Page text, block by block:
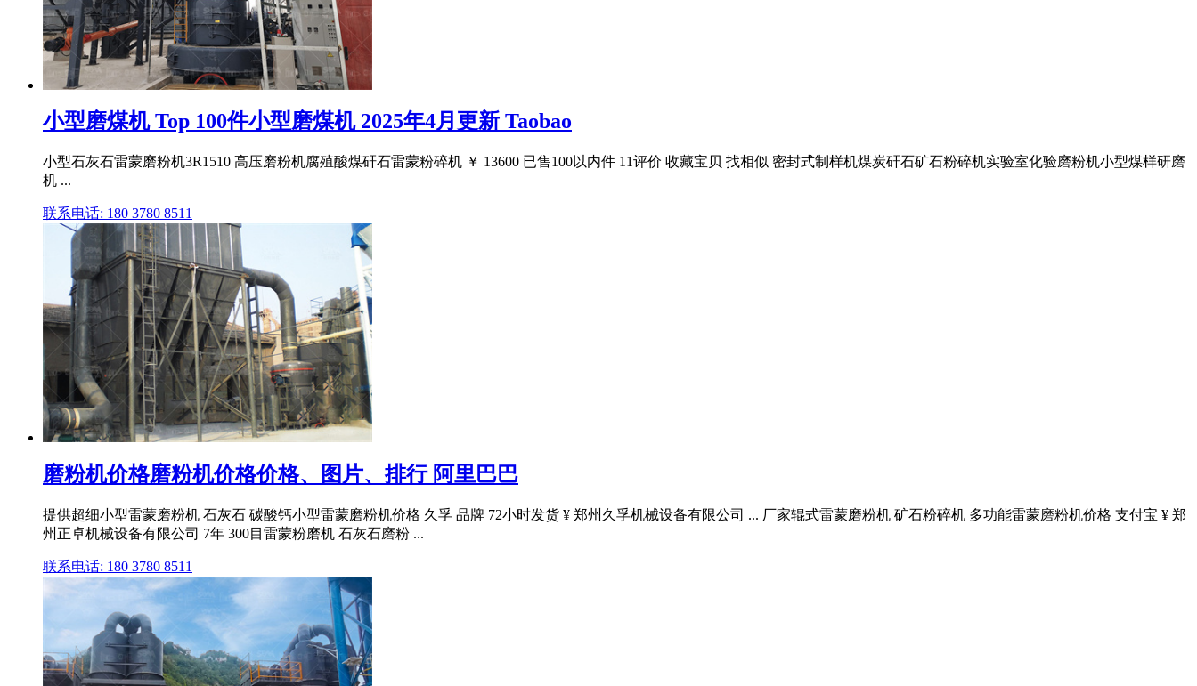
小型磨煤机 Top 100件小型磨煤机 2025年4月更新 Taobao
小型石灰石雷蒙磨粉机3R1510 高压磨粉机腐殖酸煤矸石雷蒙粉碎机 ￥ 13600 已售100以内件 11评价 收藏宝贝 找相似 密封式制样机煤炭矸石矿石粉碎机实验室化验磨粉机小型煤样研磨
机 ...
联系电话: 180 3780 8511
磨粉机价格磨粉机价格价格、图片、排行 阿里巴巴
提供超细小型雷蒙磨粉机 石灰石 碳酸钙小型雷蒙磨粉机价格 久孚 品牌 72小时发货 ¥ 郑州久孚机械设备有限公司 ... 厂家辊式雷蒙磨粉机 矿石粉碎机 多功能雷蒙磨粉机价格 支付宝 ¥ 郑
州正卓机械设备有限公司 7年 300目雷蒙粉磨机 石灰石磨粉 ...
联系电话: 180 3780 8511